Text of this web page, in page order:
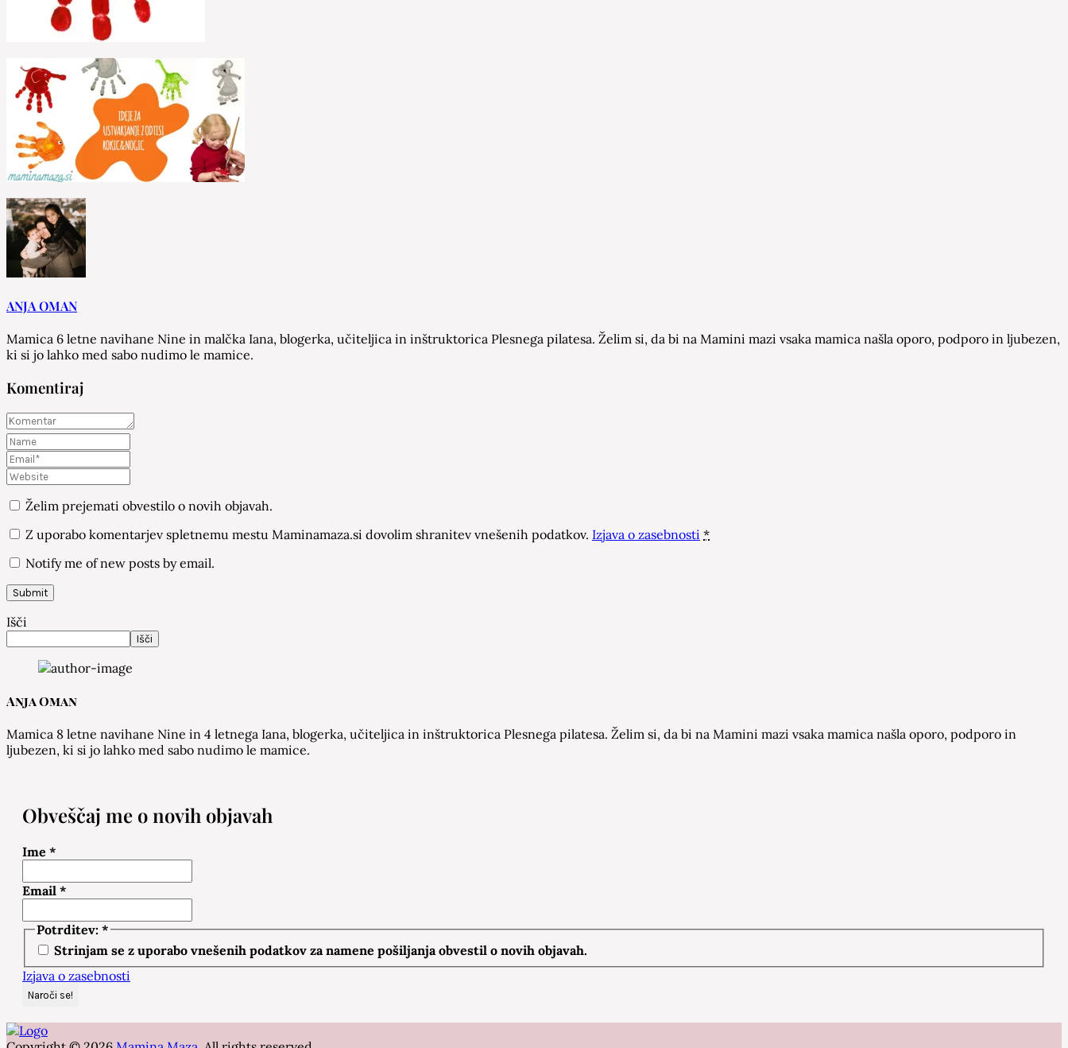
ANJA OMAN
Mamica 6 letne navihane Nine in malčka Iana, blogerka, učiteljica in inštruktorica Plesnega pilatesa. Želim si, da bi na Mamini mazi vsaka mamica našla oporo, podporo in ljubezen,
ki si jo lahko med sabo nudimo le mamice.
Komentiraj
Želim prejemati obvestilo o novih objavah.
Z uporabo komentarjev spletnemu mestu Maminamaza.si dovolim shranitev vnešenih podatkov. Izjava o zasebnosti *
Notify me of new posts by email.
Išči
Išči
Anja Oman
Mamica 8 letne navihane Nine in 4 letnega Iana, blogerka, učiteljica in inštruktorica Plesnega pilatesa. Želim si, da bi na Mamini mazi vsaka mamica našla oporo, podporo in
ljubezen, ki si jo lahko med sabo nudimo le mamice.
Obveščaj me o novih objavah
Ime *
Email *
Potrditev: *
Strinjam se z uporabo vnešenih podatkov za namene pošiljanja obvestil o novih objavah.
Izjava o zasebnosti